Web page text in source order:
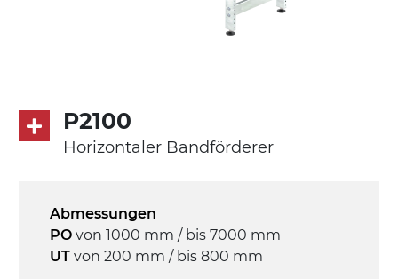
P2100
Horizontaler Bandförderer
Abmessungen
PO von 1000 mm / bis 7000 mm
UT von 200 mm / bis 800 mm